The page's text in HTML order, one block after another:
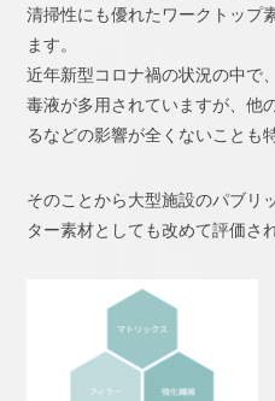
清掃性にも優れたワークトップ
ます。
近年新型コロナ禍の状況の中で
毒液が多用されていますが、他
るなどの影響が全くないことも
そのことから大型施設のパブリ
ター素材としても改めて評価さ